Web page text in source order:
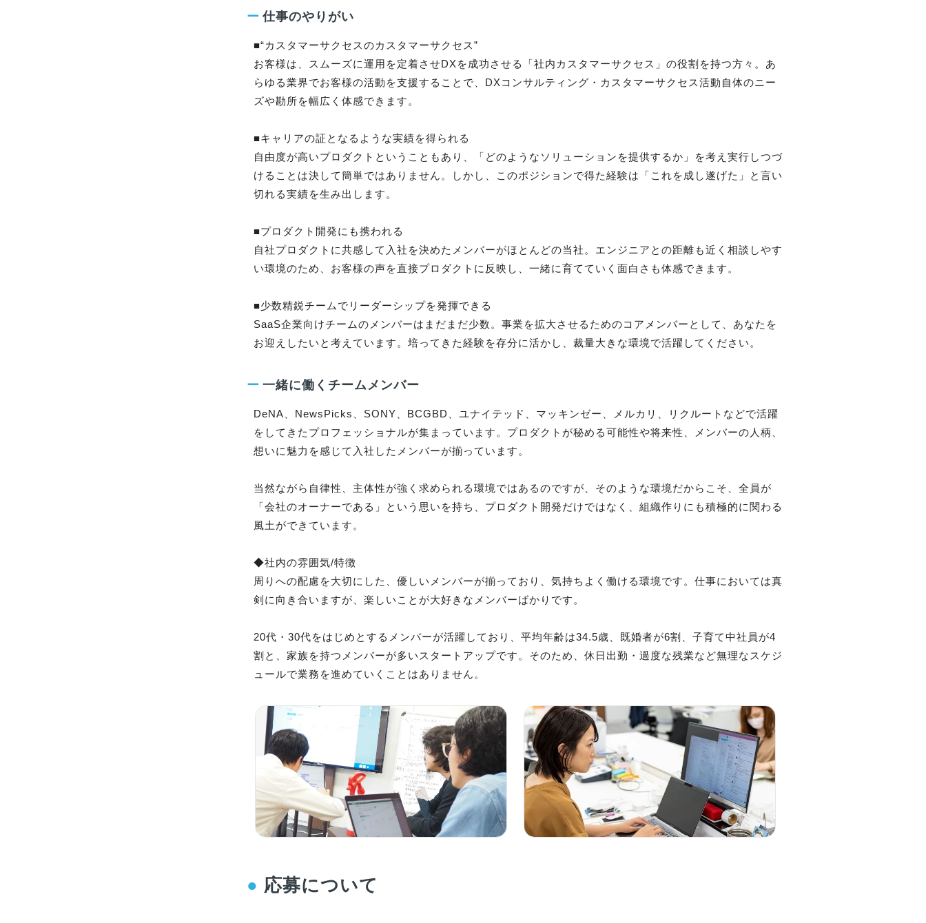
ー 仕事のやりがい
■“カスタマーサクセスのカスタマーサクセス”
お客様は、スムーズに運用を定着させDXを成功させる「社内カスタマーサクセス」の役割を持つ方々。あ
らゆる業界でお客様の活動を支援することで、DXコンサルティング・カスタマーサクセス活動自体のニー
ズや勘所を幅広く体感できます。
■キャリアの証となるような実績を得られる
自由度が高いプロダクトということもあり、「どのようなソリューションを提供するか」を考え実行しつづ
けることは決して簡単ではありません。しかし、このポジションで得た経験は「これを成し遂げた」と言い
切れる実績を生み出します。
■プロダクト開発にも携われる
自社プロダクトに共感して入社を決めたメンバーがほとんどの当社。エンジニアとの距離も近く相談しやす
い環境のため、お客様の声を直接プロダクトに反映し、一緒に育てていく面白さも体感できます。
■少数精鋭チームでリーダーシップを発揮できる
SaaS企業向けチームのメンバーはまだまだ少数。事業を拡大させるためのコアメンバーとして、あなたを
お迎えしたいと考えています。培ってきた経験を存分に活かし、裁量大きな環境で活躍してください。
ー 一緒に働くチームメンバー
DeNA、NewsPicks、SONY、BCGBD、ユナイテッド、マッキンゼー、メルカリ、リクルートなどで活躍
をしてきたプロフェッショナルが集まっています。プロダクトが秘める可能性や将来性、メンバーの人柄、
想いに魅力を感じて入社したメンバーが揃っています。
当然ながら自律性、主体性が強く求められる環境ではあるのですが、そのような環境だからこそ、全員が
「会社のオーナーである」という思いを持ち、プロダクト開発だけではなく、組織作りにも積極的に関わる
風土ができています。
◆社内の雰囲気/特徴
周りへの配慮を大切にした、優しいメンバーが揃っており、気持ちよく働ける環境です。仕事においては真
剣に向き合いますが、楽しいことが大好きなメンバーばかりです。
20代・30代をはじめとするメンバーが活躍しており、平均年齢は34.5歳、既婚者が6割、子育て中社員が4
割と、家族を持つメンバーが多いスタートアップです。そのため、休日出勤・過度な残業など無理なスケジ
ュールで業務を進めていくことはありません。
● 応募について